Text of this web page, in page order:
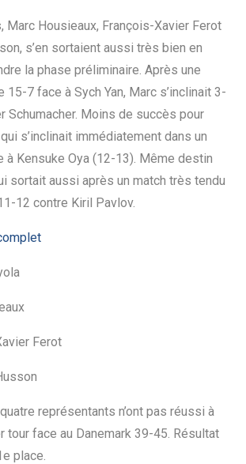
Marc Housieaux, François-Xavier Ferot
s’en sortaient aussi très bien en
la phase préliminaire. Après une
7 face à Sych Yan, Marc s’inclinait 3-
Schumacher. Moins de succès pour
s’inclinait immédiatement dans un
à Kensuke Oya (12-13). Même destin
sortait aussi après un match très tendu
12 contre Kiril Pavlov.
Ferot
représentants n’ont pas réussi à
tour face au Danemark 39-45. Résultat
place.